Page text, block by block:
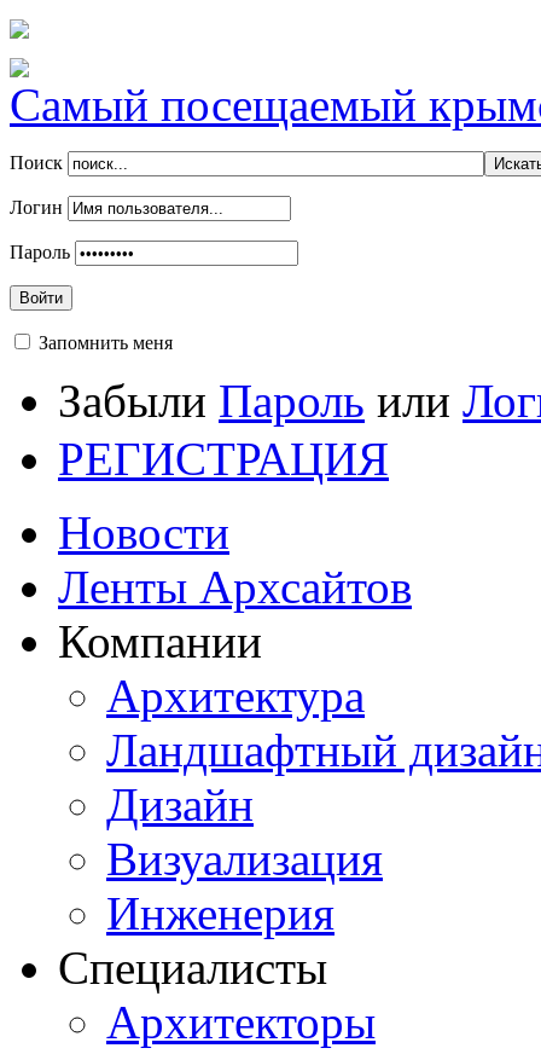
Самый посещаемый
Поиск
Логин
Пароль
Войти
Запомнить меня
Забыли Пароль или
РЕГИСТРАЦИЯ
Новости
Ленты Архсайтов
Компании
Архитектура
Ландшафтный
Дизайн
Визуализация
Инженерия
Специалисты
Архитекторы